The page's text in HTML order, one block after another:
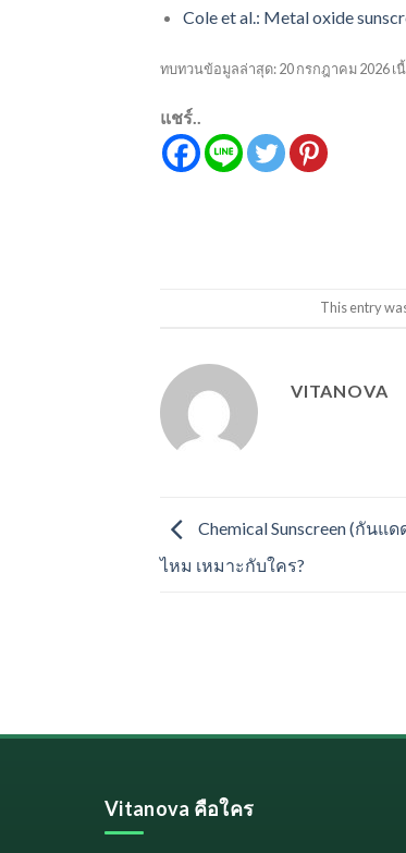
Cole et al.: Metal oxide
ทบทวนข้อมูลล่าสุด: 20 กรกฎาคม 2026
แชร์..
This entry
VITANOVA
Chemical Sunscreen (กันแ
ไหม เหมาะกับใคร?
Vitanova คือใคร